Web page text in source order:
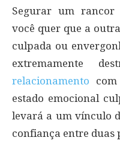
Segurar um rancor
você quer que a
culpada ou
extremamente
relacionamento
estado emocional
levará a um vínculo
confiança entre duas